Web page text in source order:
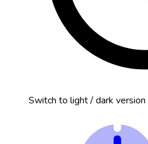
Switch to light / dark version